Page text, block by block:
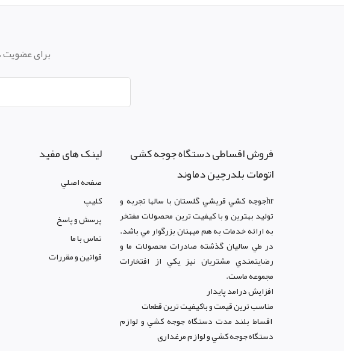
برای عضویت
فروش اقساطی دستگاه جوجه کشی
اتومات بلدرچین دماوند
hrجوجه کشي قريشي گلستان با سالها تجربه و
توليد بهترين و با کيفيت ترين محصولات مفتخر
به ارائه خدمات به هم ميهنان بزرگوار مي باشد.
در طي ساليان گذشته صادرات محصولات ما و
رضايتمندي مشتريان نيز يکي از افتخارات
مجموعه ماست.
افزايش درامد پايدار
مناسب ترين قيمت و باکيفيت ترين قطعات
اقساط بلند مدت دستگاه جوجه کشي و لوازم
دستگاه جوجه کشي و لوازم مرغداری
لینک های مفید
صفحه اصلي
کليپ
پرسش و پاسخ
تماس با ما
قوانين و مقررات